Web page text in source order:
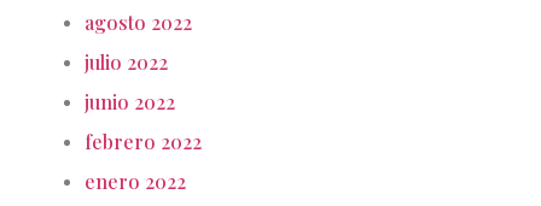
agosto 2022
julio 2022
junio 2022
febrero 2022
enero 2022